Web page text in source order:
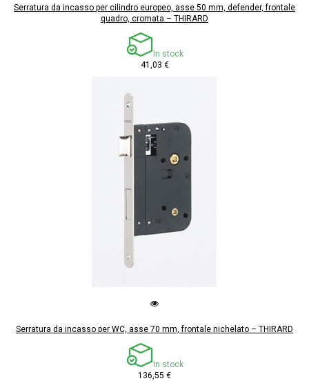
Serratura da incasso per cilindro europeo, asse 50 mm, defender, frontale
quadro, cromata – THIRARD
In stock
41,03 €
Serratura da incasso per WC, asse 70 mm, frontale nichelato – THIRARD
In stock
136,55 €